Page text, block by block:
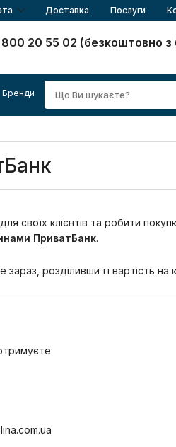
Доставка Послуги
20 55 02 (безкоштовно з
Бренди
своїх клієнтів та робити
ПриватБанк.
розділивши її вартість на